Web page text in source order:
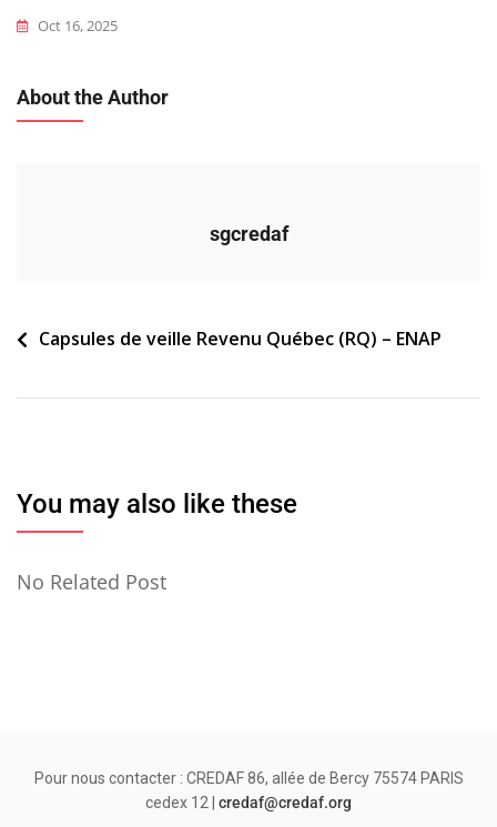
Oct 16, 2025
About the Author
sgcredaf
Navigation
l’article
Capsules de veille Revenu Québec (RQ) – ENAP
You may also like these
No Related Post
Pour nous contacter : CREDAF 86, allée de Bercy 75574 PARIS
cedex 12 | credaf@credaf.org